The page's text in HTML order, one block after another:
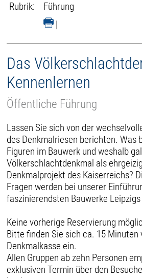
Rubrik:
Führung
|
Das
Kennenlernen
Öffentliche Führung
Lassen Sie sich von der
des Denkmalriesen berichten. Was
Figuren im Bauwerk und weshalb
Völkerschlachtdenkmal als
Denkmalprojekt des Kaiserreichs?
Fragen werden bei unserer
faszinierendsten Bauwerke
Keine vorherige Reservierung
Bitte finden Sie sich ca. 15 Minuten
Denkmalkasse ein.
Allen Gruppen ab zehn Personen
exklusiven Termin über den